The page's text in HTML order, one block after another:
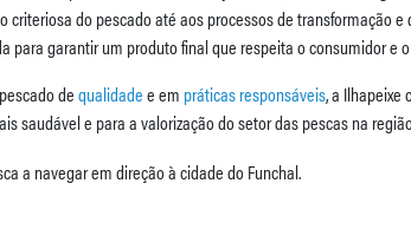
criteriosa do pescado até aos processos de transformação e
para garantir um produto final que respeita o consumidor e
dequalidadee em práticas responsáveis, a Ilhapeixe
saudável e para a valorização do setor das pescas na